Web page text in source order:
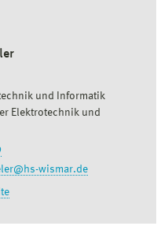
und Informatik
Elektrotechnik und
wismar.de